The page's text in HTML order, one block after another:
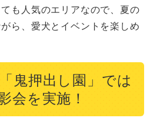
も人気のエリアなので、夏の
ら、愛犬とイベントを楽しめ
鬼押出し園」では
会を実施！